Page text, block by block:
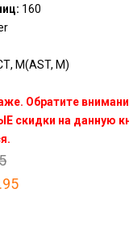
160
М(AST, M)
Обратите
на данную